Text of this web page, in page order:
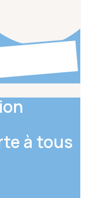
à tous